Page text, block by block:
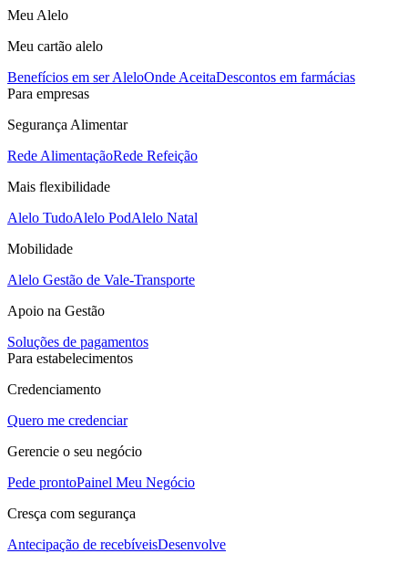
Meu Alelo
Meu cartão alelo
Benefícios em ser AleloOnde AceitaDescontos em farmácias
Para empresas
Segurança Alimentar
Rede AlimentaçãoRede Refeição
Mais flexibilidade
Alelo TudoAlelo PodAlelo Natal
Mobilidade
Alelo Gestão de Vale-Transporte
Apoio na Gestão
Soluções de pagamentos
Para estabelecimentos
Credenciamento
Quero me credenciar
Gerencie o seu negócio
Pede prontoPainel Meu Negócio
Cresça com segurança
Antecipação de recebíveisDesenvolve